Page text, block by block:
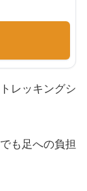
レッキングシ
も足への負担